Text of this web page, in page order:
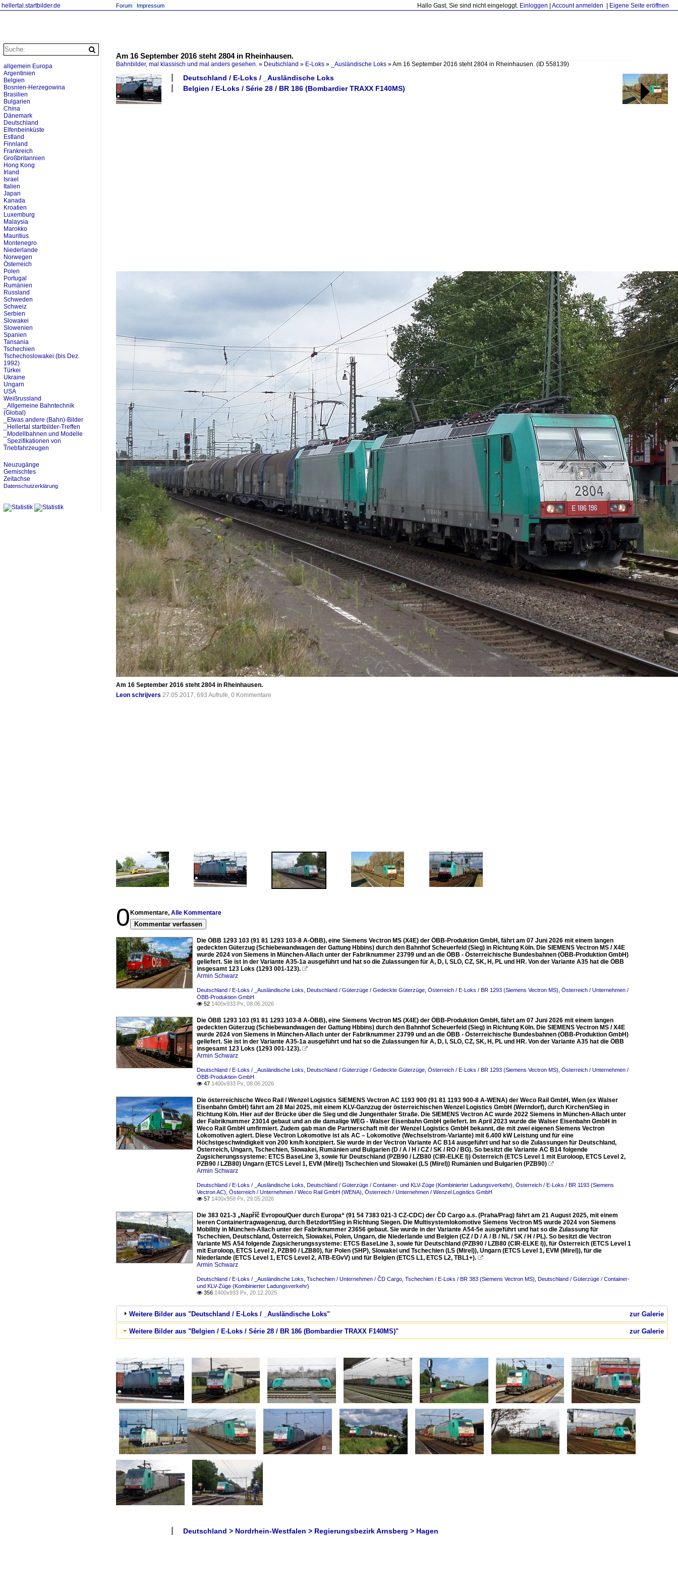
hellertal.startbilder.de Hallo Gast, Sie sind nicht eingeloggt. Einloggen Account anmelden Eigene Seite eröffnen
Forum Impressum
Am 16 September 2016 steht 2804 in Rheinhausen.
Bahnbilder, mal klassisch und mal anders gesehen. » Deutschland » E-Loks » _Ausländische Loks »Am 16 September 2016 steht 2804 in Rheinhausen. (ID 558139)
Deutschland / E-Loks / _Ausländische Loks
Belgien / E-Loks / Série 28 / BR 186 (Bombardier TRAXX F140MS)
Am 16 September 2016 steht 2804 in Rheinhausen.
Leon schrijvers 27.05.2017, 693 Aufrufe, 0 Kommentare
0 Kommentare, Alle Kommentare
Kommentar verfassen
Die ÖBB 1293 103 (91 81 1293 103-8 A-ÖBB), eine Siemens Vectron MS (X4E) der ÖBB-Produktion GmbH, fährt am 07 Juni 2026 mit einem langen
gedeckten Güterzug (Schiebewandwagen der Gattung Hbbins) durch den Bahnhof Scheuerfeld (Sieg) in Richtung Köln. Die SIEMENS Vectron MS / X4E
wurde 2024 von Siemens in München-Allach unter der Fabriknummer 23799 und an die ÖBB - Österreichische Bundesbahnen (ÖBB-Produktion GmbH)
geliefert. Sie ist in der Variante A35-1a ausgeführt und hat so die Zulassungen für A, D, I, SLO, CZ, SK, H, PL und HR. Von der Variante A35 hat die ÖBB
insgesamt 123 Loks (1293 001-123). 
Armin Schwarz
Deutschland / E-Loks / _Ausländische Loks Deutschland / Güterzüge / Gedeckte Güterzüge Österreich / E-Loks / BR 1293 (Siemens Vectron MS) Österreich / Unternehmen /
ÖBB-Produktion GmbH
 52 1400x933 Px, 08.06.2026
Die ÖBB 1293 103 (91 81 1293 103-8 A-ÖBB), eine Siemens Vectron MS (X4E) der ÖBB-Produktion GmbH, fährt am 07 Juni 2026 mit einem langen
gedeckten Güterzug (Schiebewandwagen der Gattung Hbbins) durch den Bahnhof Scheuerfeld (Sieg) in Richtung Köln. Die SIEMENS Vectron MS / X4E
wurde 2024 von Siemens in München-Allach unter der Fabriknummer 23799 und an die ÖBB - Österreichische Bundesbahnen (ÖBB-Produktion GmbH)
geliefert. Sie ist in der Variante A35-1a ausgeführt und hat so die Zulassungen für A, D, I, SLO, CZ, SK, H, PL und HR. Von der Variante A35 hat die ÖBB
insgesamt 123 Loks (1293 001-123). 
Armin Schwarz
Deutschland / E-Loks / _Ausländische Loks Deutschland / Güterzüge / Gedeckte Güterzüge Österreich / E-Loks / BR 1293 (Siemens Vectron MS) Österreich / Unternehmen /
ÖBB-Produktion GmbH
 47 1400x933 Px, 08.06.2026
Die österreichische Weco Rail / Wenzel Logistics SIEMENS Vectron AC 1193 900 (91 81 1193 900-8 A-WENA) der Weco Rail GmbH, Wien (ex Walser
Eisenbahn GmbH) fährt am 28 Mai 2025, mit einem KLV-Ganzzug der österreichischen Wenzel Logistics GmbH (Werndorf), durch Kirchen/Sieg in
Richtung Köln. Hier auf der Brücke über die Sieg und die Jungenthaler Straße. Die SIEMENS Vectron AC wurde 2022 Siemens in München-Allach unter
der Fabriknummer 23014 gebaut und an die damalige WEG - Walser Eisenbahn GmbH geliefert. Im April 2023 wurde die Walser Eisenbahn GmbH in
Weco Rail GmbH umfirmiert. Zudem gab man die Partnerschaft mit der Wenzel Logistics GmbH bekannt, die mit zwei eigenen Siemens Vectron
Lokomotiven agiert. Diese Vectron Lokomotive ist als AC – Lokomotive (Wechselstrom-Variante) mit 6.400 kW Leistung und für eine
Höchstgeschwindigkeit von 200 km/h konzipiert. Sie wurde in der Vectron Variante AC B14 ausgeführt und hat so die Zulassungen für Deutschland,
Österreich, Ungarn, Tschechien, Slowakei, Rumänien und Bulgarien (D / A / H / CZ / SK / RO / BG). So besitzt die Variante AC B14 folgende
Zugsicherungssysteme: ETCS BaseLine 3, sowie für Deutschland (PZB90 / LZB80 (CIR-ELKE I)) Österreich (ETCS Level 1 mit Euroloop, ETCS Level 2,
PZB90 / LZB80) Ungarn (ETCS Level 1, EVM (Mirel)) Tschechien und Slowakei (LS (Mirel)) Rumänien und Bulgarien (PZB90) 
Armin Schwarz
Deutschland / E-Loks / _Ausländische Loks Deutschland / Güterzüge / Container- und KLV-Züge (Kombinierter Ladungsverkehr) Österreich / E-Loks / BR 1193 (Siemens
Vectron AC) Österreich / Unternehmen / Weco Rail GmbH (WENA) Österreich / Unternehmen / Wenzel Logistics GmbH
 57 1400x958 Px, 29.05.2026
Die 383 021-3 „Napříč Evropou/Quer durch Europa“ (91 54 7383 021-3 CZ-CDC) der ČD Cargo a.s. (Praha/Prag) fährt am 21 August 2025, mit einem
leeren Containertragwagenzug, durch Betzdorf/Sieg in Richtung Siegen. Die Multisystemlokomotive Siemens Vectron MS wurde 2024 von Siemens
Mobilitiy in München-Allach unter der Fabriknummer 23656 gebaut. Sie wurde in der Variante A54-5e ausgeführt und hat so die Zulassung für
Tschechien, Deutschland, Österreich, Slowakei, Polen, Ungarn, die Niederlande und Belgien (CZ / D / A / B / NL / SK / H / PL). So besitzt die Vectron
Variante MS A54 folgende Zugsicherungssysteme: ETCS BaseLine 3, sowie für Deutschland (PZB90 / LZB80 (CIR-ELKE I)), für Österreich (ETCS Level 1
mit Euroloop, ETCS Level 2, PZB90 / LZB80), für Polen (SHP), Slowakei und Tschechien (LS (Mirel)), Ungarn (ETCS Level 1, EVM (Mirel)), für die
Niederlande (ETCS Level 1, ETCS Level 2, ATB-EGvV) und für Belgien (ETCS L1, ETCS L2, TBL1+). 
Armin Schwarz
Deutschland / E-Loks / _Ausländische Loks Tschechien / Unternehmen / ČD Cargo Tschechien / E-Loks / BR 383 (Siemens Vectron MS) Deutschland / Güterzüge / Container-
und KLV-Züge (Kombinierter Ladungsverkehr)
 356 1400x933 Px, 20.12.2025
zur Galerie
Weitere Bilder aus "Deutschland / E-Loks / _Ausländische Loks"
zur Galerie
Weitere Bilder aus "Belgien / E-Loks / Série 28 / BR 186 (Bombardier TRAXX F140MS)"
Deutschland > Nordrhein-Westfalen > Regierungsbezirk Arnsberg > Hagen
allgemein Europa
Argentinien
Belgien
Bosnien-Herzegowina
Brasilien
Bulgarien
China
Dänemark
Deutschland
Elfenbeinküste
Estland
Finnland
Frankreich
Großbritannien
Hong Kong
Irland
Israel
Italien
Japan
Kanada
Kroatien
Luxemburg
Malaysia
Marokko
Mauritius
Montenegro
Niederlande
Norwegen
Österreich
Polen
Portugal
Rumänien
Russland
Schweden
Schweiz
Serbien
Slowakei
Slowenien
Spanien
Tansania
Tschechien
Tschechoslowakei (bis Dez.
1992)
Türkei
Ukraine
Ungarn
USA
Weißrussland
_Allgemeine Bahntechnik
(Global)
_Etwas andere (Bahn)-Bilder
_Hellertal startbilder-Treffen
_Modellbahnen und Modelle
_Spezifikationen von
Triebfahrzeugen
Neuzugänge
Gemischtes
Zeitachse
Datenschutzerklärung